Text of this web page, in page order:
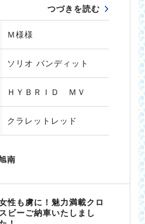
つづきを読む
Ｍ様様
ソリオ バンディット
ＨＹＢＲＩＤ ＭＶ
クラレットレッド
南
性も虜に！魅力満載クロ
スビーご納車いたしまし